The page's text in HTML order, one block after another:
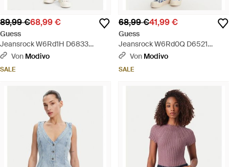
89,99 €68,99 €
Guess
Jeansrock W6Rd1H D6833
Regular Fit - Blau
Von Modivo
SALE
68,99 €41,99 €
Guess
Jeansrock W6Rd0Q D6521
Regular Fit - Weiß
Von Modivo
SALE